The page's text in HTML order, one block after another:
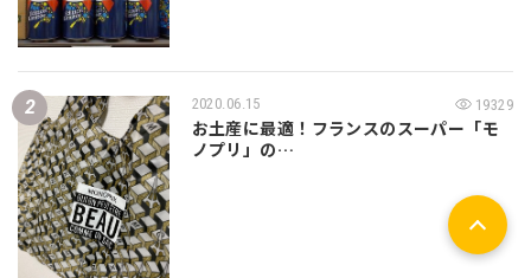
2020.06.15 19329
お土産に最適！フランスのスーパー「モ
ノプリ」の…